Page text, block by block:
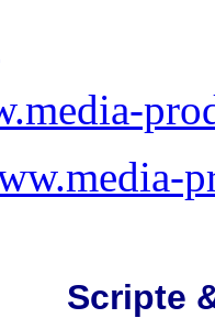
Scripte